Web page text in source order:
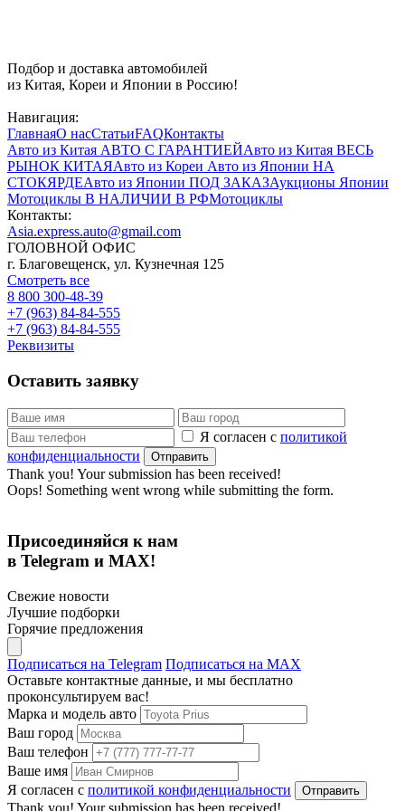
Подбор и доставка автомобилей
из Китая, Кореи и Японии в Россию!
Навигация:
ГлавнаяО насСтатьиFAQКонтакты
Авто из Китая АВТО С ГАРАНТИЕЙАвто из Китая ВЕСЬ
РЫНОК КИТАЯАвто из Кореи Авто из Японии НА
СТОКЯРДЕАвто из Японии ПОД ЗАКАЗАукционы Японии
Мотоциклы В НАЛИЧИИ В РФМотоциклы
Контакты:
Asia.express.auto@gmail.com
ГОЛОВНОЙ ОФИС
г. Благовещенск, ул. Кузнечная 125
Смотреть все
8 800 300-48-39
+7 (963) 84-84-555
+7 (963) 84-84-555
Реквизиты
Оставить заявку
Я согласен с политикой
конфиденциальности
Thank you! Your submission has been received!
Oops! Something went wrong while submitting the form.
Присоединяйся к нам
в Telegram и MAX!
Свежие новости
Лучшие подборки
Горячие предложения
Подписаться на Telegram Подписаться на MAX
Оставьте контактные данные, и мы бесплатно
проконсультируем вас!
Марка и модель авто
Ваш город
Ваш телефон
Ваше имя
Я согласен с политикой конфиденциальности